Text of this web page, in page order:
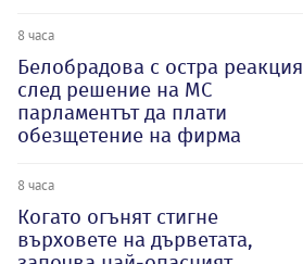
8 часа
Белобрадова с остра реакция
след решение на МС
парламентът да плати
обезщетение на фирма
8 часа
Когато огънят стигне
върховете на дърветата,